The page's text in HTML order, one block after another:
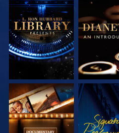
UTFORSKA
SERIEN
UTFORSKA
SERIEN
UTFORSKA
SERIEN
TITTA